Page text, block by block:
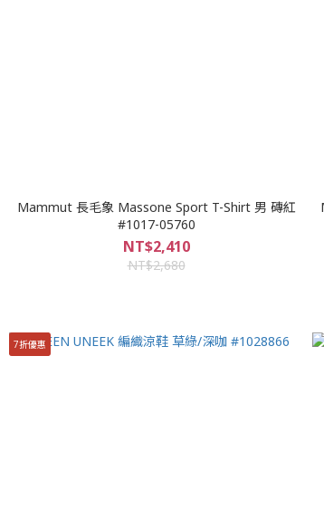
Mammut 長毛象 Massone Sport T-Shirt 男 磚紅
#1017-05760
NT$2,410
NT$2,680
7折優惠